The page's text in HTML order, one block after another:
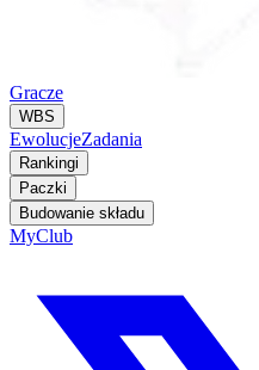
Gracze
WBS
EwolucjeZadania
Rankingi
Paczki
Budowanie składu
MyClub